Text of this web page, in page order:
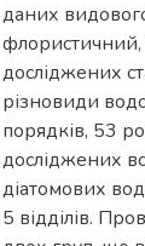
даних
флористичний,
досліджених
різновиди
порядків, 53
досліджених
діатомових
5 відділів.